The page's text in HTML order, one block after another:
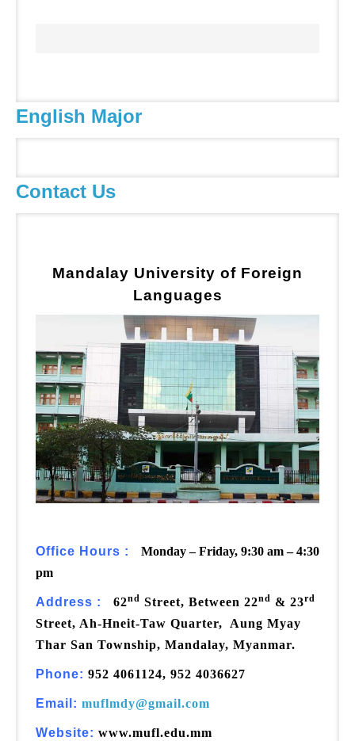
English Major
Contact Us
Mandalay University of Foreign
Languages
Office Hours : Monday – Friday, 9:30 am – 4:30
pm
Address : 62nd Street, Between 22nd & 23rd
Street, Ah-Hneit-Taw Quarter, Aung Myay
Thar San Township, Mandalay, Myanmar.
Phone: 952 4061124, 952 4036627
Email: muflmdy@gmail.com
Website: www.mufl.edu.mm